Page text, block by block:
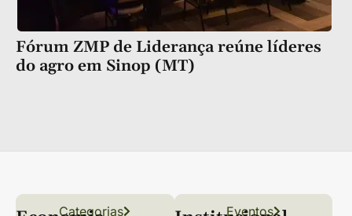
Fórum ZMP de Liderança reúne líderes
do agro em Sinop (MT)
Conteúdo Grãos
Florestas Hortifrúti
Categorias Eventos